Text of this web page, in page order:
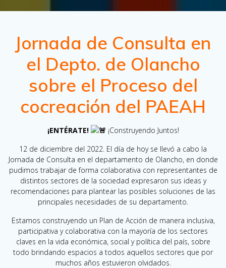
Jornada de Consulta en
el Depto. de Olancho
sobre el Proceso del
cocreación del PAEAH
¡ENTÉRATE!
¡Construyendo Juntos!
12 de diciembre del 2022. El día de hoy se llevó a cabo la
Jornada de Consulta en el departamento de Olancho, en donde
pudimos trabajar de forma colaborativa con representantes de
distintos sectores de la sociedad expresaron sus ideas y
recomendaciones para plantear las posibles soluciones de las
principales necesidades de su departamento.
Estamos construyendo un Plan de Acción de manera inclusiva,
participativa y colaborativa con la mayoría de los sectores
claves en la vida económica, social y política del país, sobre
todo brindando espacios a todos aquellos sectores que por
muchos años estuvieron olvidados.